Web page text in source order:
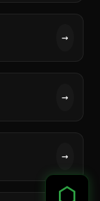
и любви,
→
→
→